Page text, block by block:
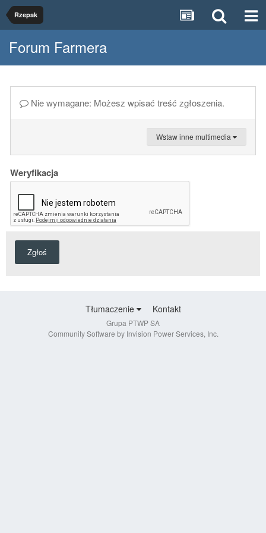
Rzepak
Forum Farmera
Nie wymagane: Możesz wpisać treść zgłoszenia.
Wstaw inne multimedia
Weryfikacja
Zgłoś
Tłumaczenie Kontakt
Grupa PTWP SA
Community Software by Invision Power Services, Inc.